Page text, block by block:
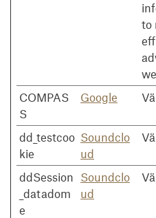
to
COMPAS
S
Google
dd_testcoo
kie
Soundclo
ud
ddSession
_datadom
e
Soundclo
ud